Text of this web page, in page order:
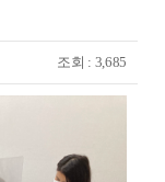
조회 : 3,685